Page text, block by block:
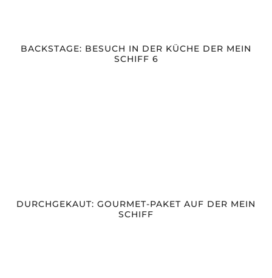
BACKSTAGE: BESUCH IN DER KÜCHE DER MEIN
SCHIFF 6
DURCHGEKAUT: GOURMET-PAKET AUF DER MEIN
SCHIFF